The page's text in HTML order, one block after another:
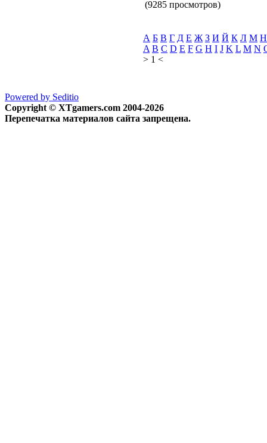
(9285 просмотров)
А Б В Г Д Е Ж З И Й К Л М Н
A B C D E F G H I J K L M N
> 1 <
Powered by Seditio
Copyright © XTgamers.com 2004-2026
Перепечатка материалов сайта запрещена.